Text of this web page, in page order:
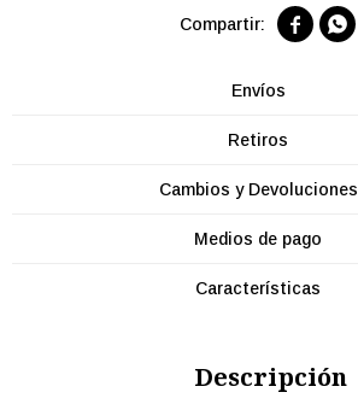
 
Envíos
Retiros
Cambios y Devoluciones
Medios de pago
Características
Descripción